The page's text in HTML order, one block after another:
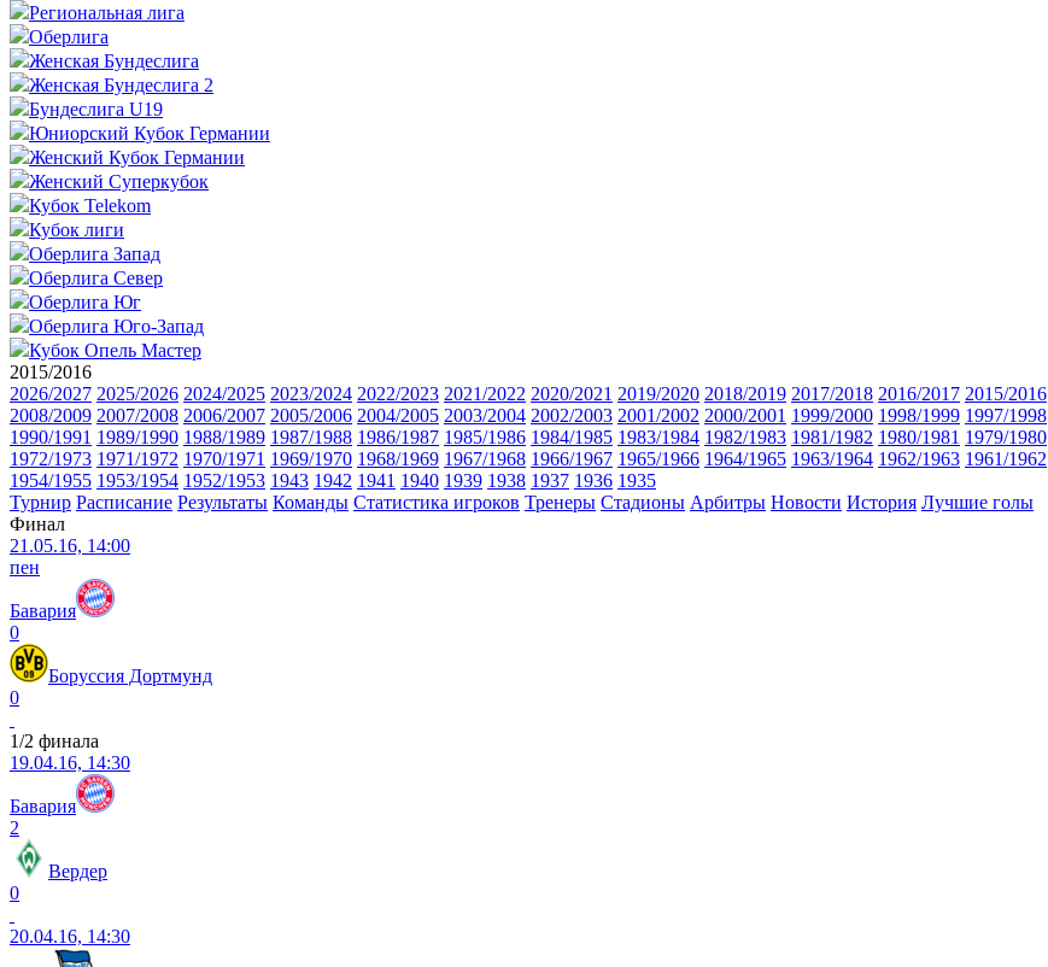
Региональная лига
Оберлига
Женская Бундеслига
Женская Бундеслига 2
Бундеслига U19
Юниорский Кубок Германии
Женский Кубок Германии
Женский Суперкубок
Кубок Telekom
Кубок лиги
Оберлига Запад
Оберлига Север
Оберлига Юг
Оберлига Юго-Запад
Кубок Опель Мастер
2015/2016
2026/2027 2025/2026 2024/2025 2023/2024 2022/2023 2021/2022 2020/2021 2019/2020 2018/2019 2017/2018 2016/2017 2015/2016
2008/2009 2007/2008 2006/2007 2005/2006 2004/2005 2003/2004 2002/2003 2001/2002 2000/2001 1999/2000 1998/1999 1997/1998
1990/1991 1989/1990 1988/1989 1987/1988 1986/1987 1985/1986 1984/1985 1983/1984 1982/1983 1981/1982 1980/1981 1979/1980
1972/1973 1971/1972 1970/1971 1969/1970 1968/1969 1967/1968 1966/1967 1965/1966 1964/1965 1963/1964 1962/1963 1961/1962
1954/1955 1953/1954 1952/1953 1943 1942 1941 1940 1939 1938 1937 1936 1935
Турнир Расписание Результаты Команды Статистика игроков Тренеры Стадионы Арбитры Новости История Лучшие голы
Финал
21.05.16, 14:00
пен
Бавария
0
Боруссия Дортмунд
0
1/2 финала
19.04.16, 14:30
Бавария
2
Вердер
0
20.04.16, 14:30